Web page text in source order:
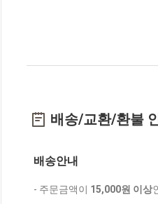
배송/교환/환불
배송안내
- 주문금액이 15,000원 이상